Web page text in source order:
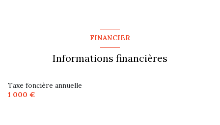
Chauffage individuel : radiateur (gaz)
2 parking(s)
FINANCIER
Informations financières
Taxe foncière annuelle
1 000 €